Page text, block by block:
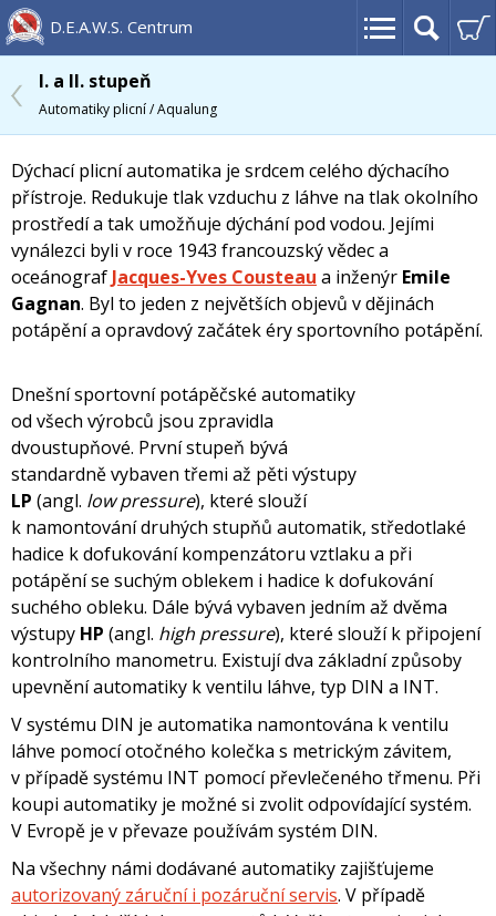
D.E.A.W.S. Centrum
I. a II. stupeň
Automatiky plicní / Aqualung
Dýchací plicní automatika je srdcem celého dýchacího
přístroje. Redukuje tlak vzduchu z láhve na tlak okolního
prostředí a tak umožňuje dýchání pod vodou. Jejími
vynálezci byli v roce 1943 francouzský vědec a
oceánograf Jacques-Yves Cousteau a inženýr Emile
Gagnan. Byl to jeden z největších objevů v dějinách
potápění a opravdový začátek éry sportovního potápění.
Dnešní sportovní potápěčské automatiky
od všech výrobců jsou zpravidla
dvoustupňové. První stupeň bývá
standardně vybaven třemi až pěti výstupy
LP (angl. low pressure), které slouží
k namontování druhých stupňů automatik, středotlaké
hadice k dofukování kompenzátoru vztlaku a při
potápění se suchým oblekem i hadice k dofukování
suchého obleku. Dále bývá vybaven jedním až dvěma
výstupy HP (angl. high pressure), které slouží k připojení
kontrolního manometru. Existují dva základní způsoby
upevnění automatiky k ventilu láhve, typ DIN a INT.
V systému DIN je automatika namontována k ventilu
láhve pomocí otočného kolečka s metrickým závitem,
v případě systému INT pomocí převlečeného třmenu. Při
koupi automatiky je možné si zvolit odpovídající systém.
V Evropě je v převaze používám systém DIN.
Na všechny námi dodávané automatiky zajišťujeme
autorizovaný záruční i pozáruční servis. V případě